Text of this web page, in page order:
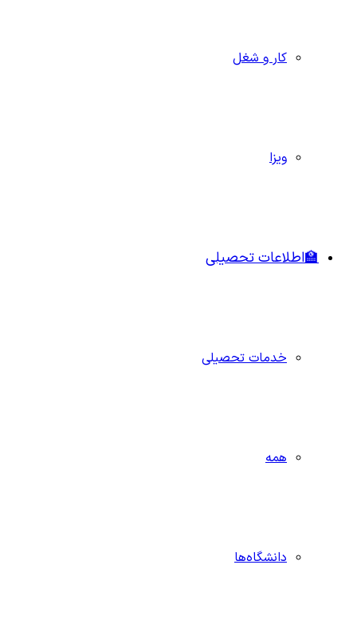
کار و شغل
ویزا
🏫اطلاعات تحصیلی
خدمات تحصیلی
همه
دانشگاه‌ها